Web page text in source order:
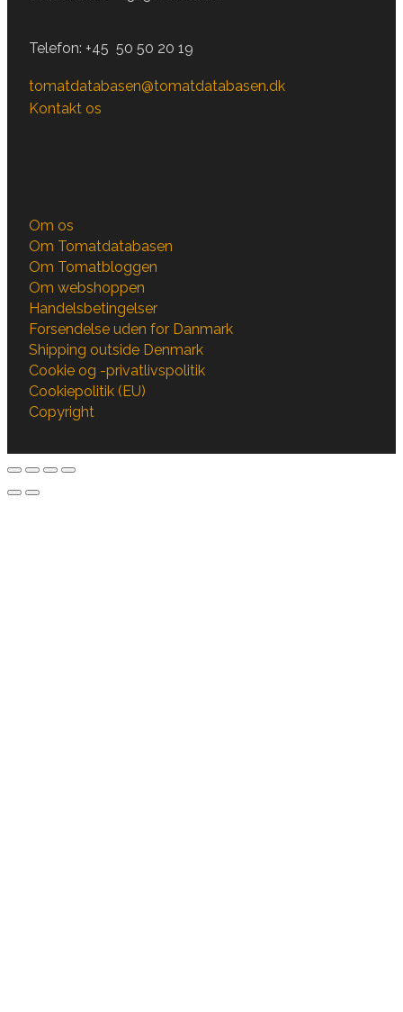
Telefon: +45 50 50 20 19
tomatdatabasen@tomatdatabasen.dk
Kontakt os
Om os
Om Tomatdatabasen
Om Tomatbloggen
Om webshoppen
Handelsbetingelser
Forsendelse uden for Danmark
Shipping outside Denmark
Cookie og -privatlivspolitik
Cookiepolitik (EU)
Copyright